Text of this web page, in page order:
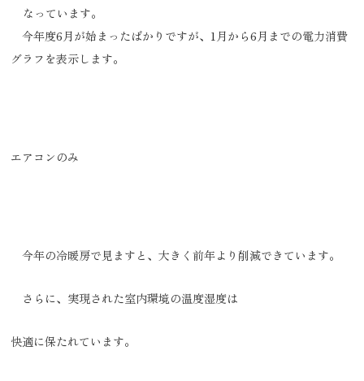
なっています。
今年度6月が始まったばかりですが、1月から6月までの電力消費
グラフを表示します。
エアコンのみ
今年の冷暖房で見ますと、大きく前年より削減できています。
さらに、実現された室内環境の温度湿度は
快適に保たれています。